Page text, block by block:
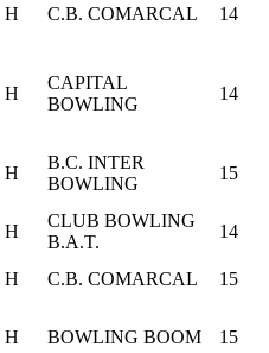
H C.B. COMARCAL 14
H
CAPITAL
BOWLING
14
H
B.C. INTER
BOWLING
15
H
CLUB BOWLING
B.A.T.
14
H C.B. COMARCAL
15
H BOWLING BOOM 15